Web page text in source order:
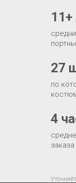
по
27
11+
4